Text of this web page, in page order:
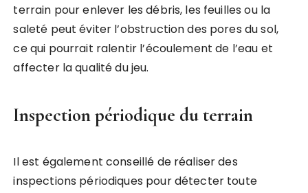
terrain pour enlever les débris, les feuilles ou la
saleté peut éviter l’obstruction des pores du sol,
ce qui pourrait ralentir l’écoulement de l’eau et
affecter la qualité du jeu.
Inspection périodique du terrain
Il est également conseillé de réaliser des
inspections périodiques pour détecter toute